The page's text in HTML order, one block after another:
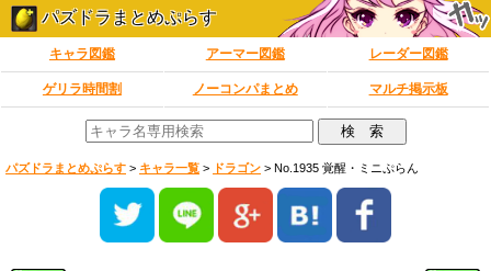
パズドラまとめぷらす
キャラ図鑑 アーマー図鑑 レーダー図鑑
ゲリラ時間割 ノーコンパまとめ マルチ掲示板
パズドラまとめぷらす > キャラ一覧 > ドラゴン > No.1935 覚醒・ミニぷらん